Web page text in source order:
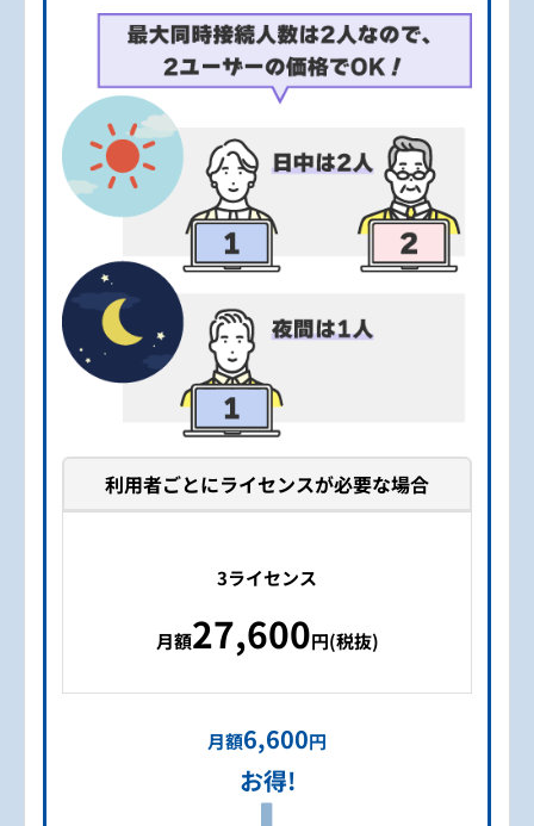
利用者ごとにライセンスが必要な場合
3ライセンス
月額27,600円(税抜)
月額6,600円
お得!